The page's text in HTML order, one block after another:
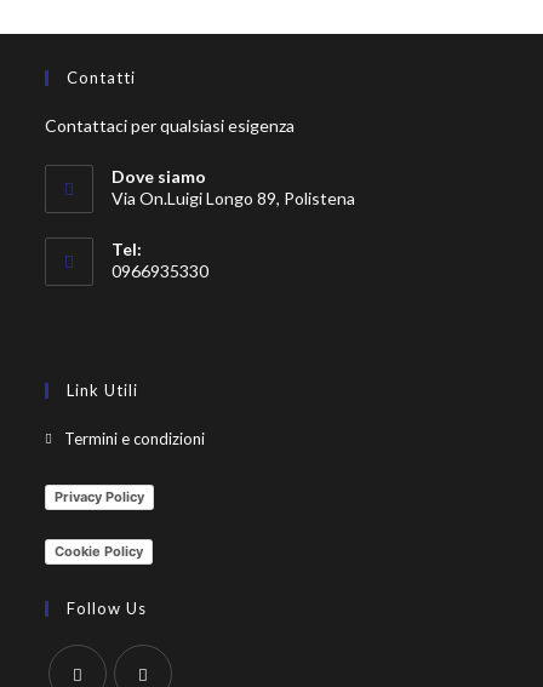
Contatti
Contattaci per qualsiasi esigenza
Dove siamo
Via On.Luigi Longo 89, Polistena
Tel:
0966935330
Link Utili
Termini e condizioni
Privacy Policy
Cookie Policy
Follow Us